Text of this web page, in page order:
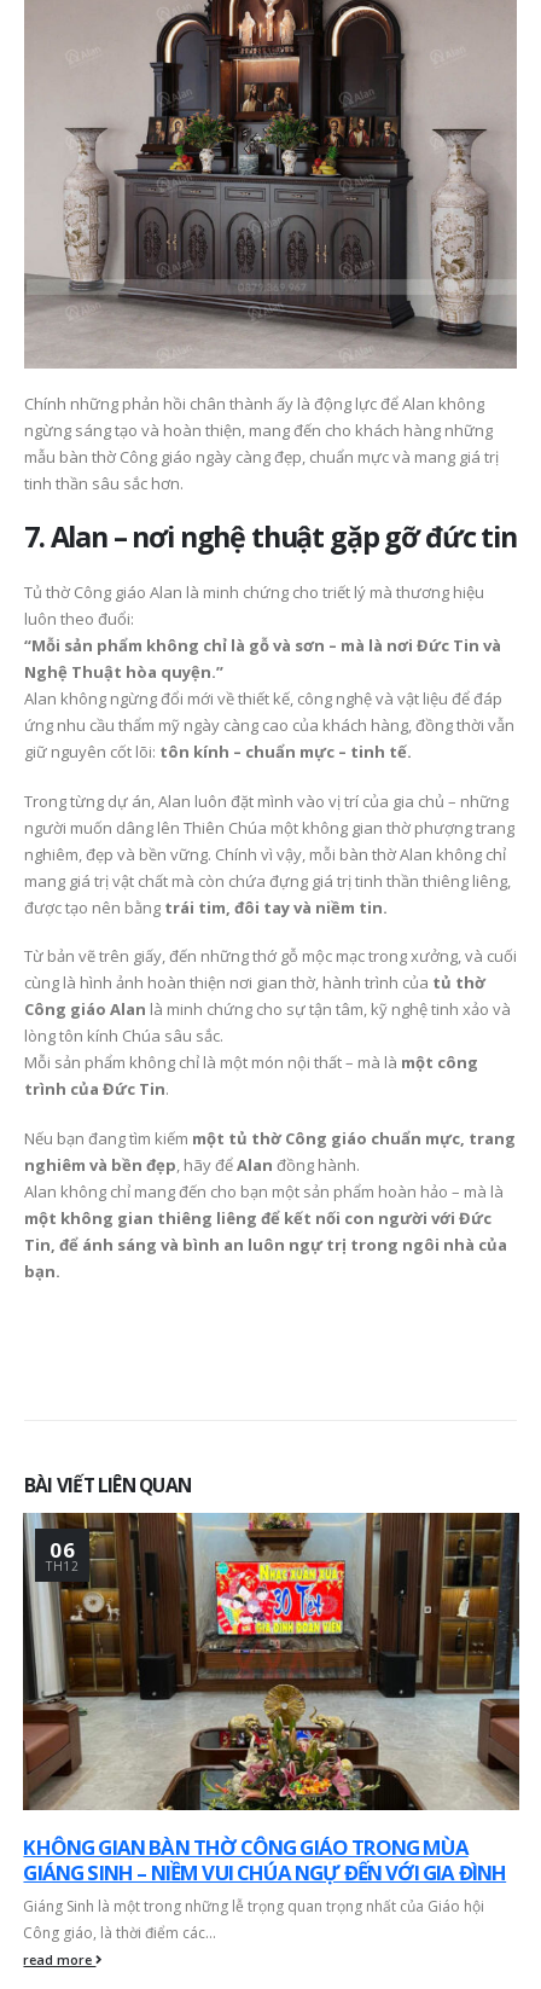
Chính những phản hồi chân thành ấy là động lực để Alan không
ngừng sáng tạo và hoàn thiện, mang đến cho khách hàng những
mẫu bàn thờ Công giáo ngày càng đẹp, chuẩn mực và mang giá trị
tinh thần sâu sắc hơn.
7. Alan – nơi nghệ thuật gặp gỡ đức tin
Tủ thờ Công giáo Alan là minh chứng cho triết lý mà thương hiệu
luôn theo đuổi:
“Mỗi sản phẩm không chỉ là gỗ và sơn – mà là nơi Đức Tin và
Nghệ Thuật hòa quyện.”
Alan không ngừng đổi mới về thiết kế, công nghệ và vật liệu để đáp
ứng nhu cầu thẩm mỹ ngày càng cao của khách hàng, đồng thời vẫn
giữ nguyên cốt lõi: tôn kính – chuẩn mực – tinh tế.
Trong từng dự án, Alan luôn đặt mình vào vị trí của gia chủ – những
người muốn dâng lên Thiên Chúa một không gian thờ phượng trang
nghiêm, đẹp và bền vững. Chính vì vậy, mỗi bàn thờ Alan không chỉ
mang giá trị vật chất mà còn chứa đựng giá trị tinh thần thiêng liêng,
được tạo nên bằng trái tim, đôi tay và niềm tin.
Từ bản vẽ trên giấy, đến những thớ gỗ mộc mạc trong xưởng, và cuối
cùng là hình ảnh hoàn thiện nơi gian thờ, hành trình của tủ thờ
Công giáo Alan là minh chứng cho sự tận tâm, kỹ nghệ tinh xảo và
lòng tôn kính Chúa sâu sắc.
Mỗi sản phẩm không chỉ là một món nội thất – mà là một công
trình của Đức Tin.
Nếu bạn đang tìm kiếm một tủ thờ Công giáo chuẩn mực, trang
nghiêm và bền đẹp, hãy đểAlan đồng hành.
Alan không chỉ mang đến cho bạn một sản phẩm hoàn hảo – mà là
một không gian thiêng liêng để kết nối con người với Đức
Tin, để ánh sáng và bình an luôn ngự trị trong ngôi nhà của
bạn.
BÀI VIẾT LIÊN QUAN
06
TH12
KHÔNG GIAN BÀN THỜ CÔNG GIÁO TRONG MÙA
GIÁNG SINH – NIỀM VUI CHÚA NGỰ ĐẾN VỚI GIA ĐÌNH
Giáng Sinh là một trong những lễ trọng quan trọng nhất của Giáo hội
Công giáo, là thời điểm các...
read more